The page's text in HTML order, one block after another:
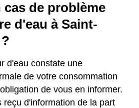
cas de problème
d'eau à Saint-
d'eau constate une
de votre consommation
de vous en informer.
reçu d'information de la part